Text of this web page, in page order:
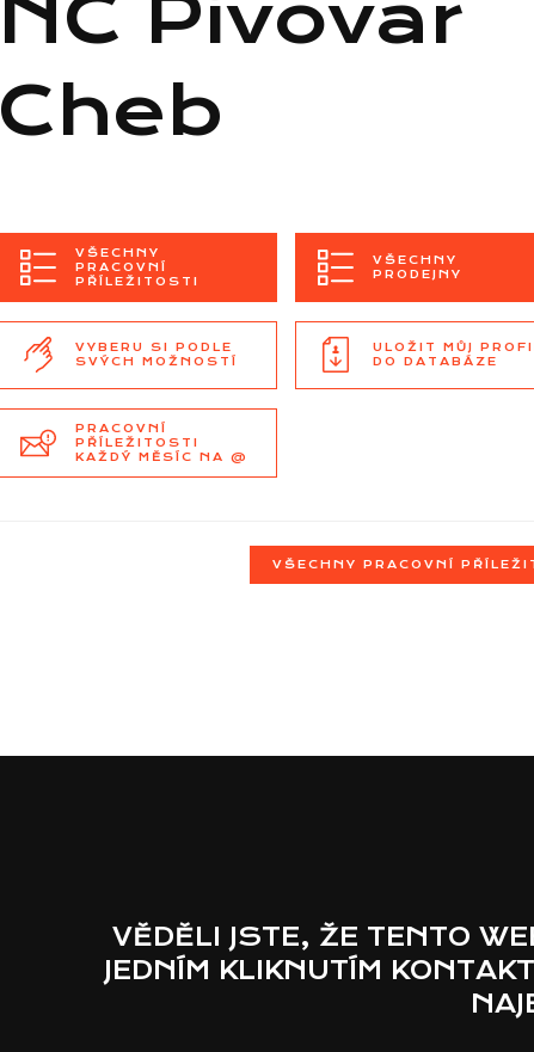
NC Pivovar
Cheb
VŠECHNY
PRACOVNÍ
PŘÍLEŽITOSTI
VYBERU SI PODLE
SVÝCH MOŽNOSTÍ
PRACOVNÍ
PŘÍLEŽITOSTI
KAŽDÝ MĚSÍC NA @
VŠECHNY
PRODEJNY
ULOŽIT MŮJ
DO DATABÁZE
VŠECHNY PRACOVNÍ
VĚDĚLI JSTE, ŽE TENTO
JEDNÍM KLIKNUTÍM